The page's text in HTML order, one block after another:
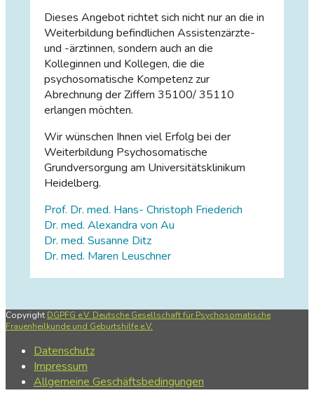
Dieses Angebot richtet sich nicht nur an die in
Weiterbildung befindlichen Assistenzärzte-
und -ärztinnen, sondern auch an die
Kolleginnen und Kollegen, die die
psychosomatische Kompetenz zur
Abrechnung der Ziffern 35100/ 35110
erlangen möchten.
Wir wünschen Ihnen viel Erfolg bei der
Weiterbildung Psychosomatische
Grundversorgung am Universitätsklinikum
Heidelberg.
Prof. Dr. med. Hans- Christoph Friederich
Dr. med. Alexandra von Au
Dr. med. Susanne Ditz
Dr. med. Maren Leuschner
Copyright DGPFG e.V. Deutsche Gesellschaft für Psychosomatische
Frauenheilkunde und Geburtshilfe e.V.
Datenschutz
Impressum
Allgemeine Geschäftsbedingungen